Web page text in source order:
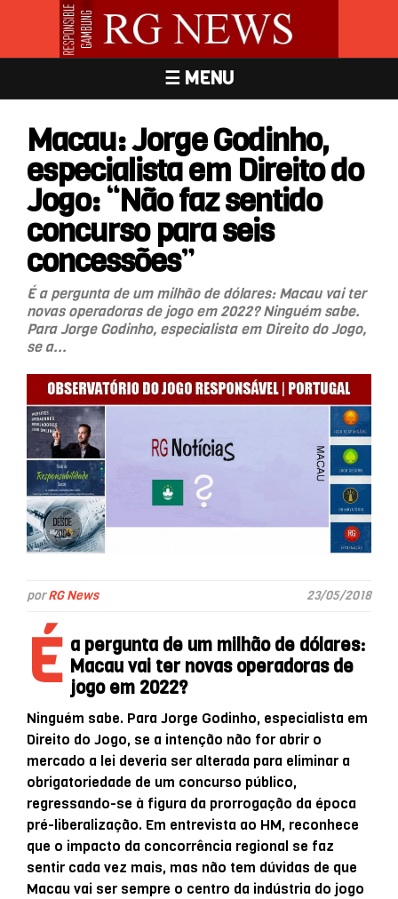
☰ MENU
Macau: Jorge Godinho,
especialista em Direito do
Jogo: “Não faz sentido
concurso para seis
concessões”
É a pergunta de um milhão de dólares: Macau vai ter
novas operadoras de jogo em 2022? Ninguém sabe.
Para Jorge Godinho, especialista em Direito do Jogo,
se a...
porRG News 23/05/2018
É a pergunta de um milhão de dólares:
Macau vai ter novas operadoras de
jogo em 2022?
Ninguém sabe. Para Jorge Godinho, especialista em
Direito do Jogo, se a intenção não for abrir o
mercado a lei deveria ser alterada para eliminar a
obrigatoriedade de um concurso público,
regressando-se à figura da prorrogação da época
pré-liberalização. Em entrevista ao HM, reconhece
que o impacto da concorrência regional se faz
sentir cada vez mais, mas não tem dúvidas de que
Macau vai ser sempre o centro da indústria do jogo